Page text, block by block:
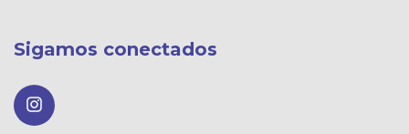
Sigamos conectados